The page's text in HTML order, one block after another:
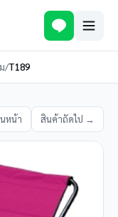
/T189
หน้า สินค้าถัดไป →